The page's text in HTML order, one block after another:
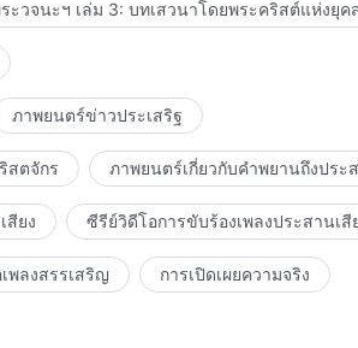
ะวจนะฯ เล่ม 3: บทเสวนาโดยพระคริสต์แห่งยุค
ภาพยนตร์ข่าวประเสริฐ
สตจักร ภาพยนตร์เกี่ยวกับคำพยานถึงปร
สียง ซีรีย์วิดีโอการขับร้องเพลงประสานเสี
พลงสรรเสริญ การเปิดเผยความจริง